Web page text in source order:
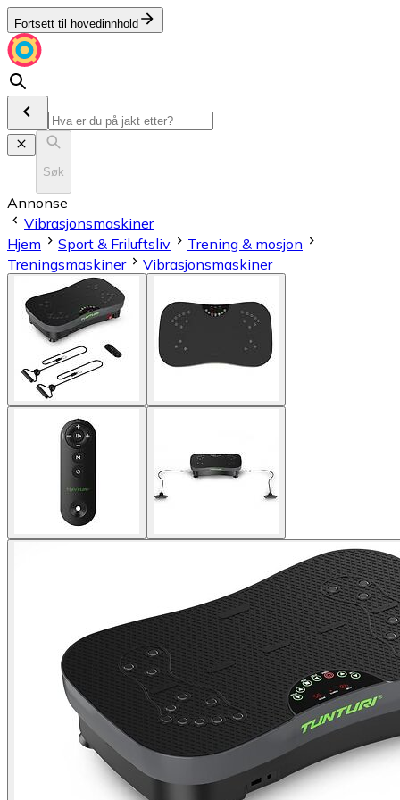
Fortsett til hovedinnhold
Søk
Annonse
Vibrasjonsmaskiner
Hjem
Sport & Friluftsliv
Trening & mosjon
Treningsmaskiner
Vibrasjonsmaskiner